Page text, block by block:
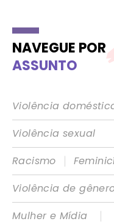
NAVEGUE POR
ASSUNTO
Violência
Violência sexual
Racismo
|
Violência de
Mulher e Mídia
|